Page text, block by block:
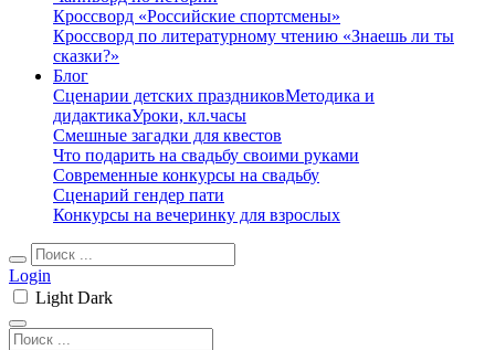
Кроссворд «Российские спортсмены»
Кроссворд по литературному чтению «Знаешь ли ты
сказки?»
Блог
Сценарии детских праздниковМетодика и
дидактикаУроки, кл.часы
Смешные загадки для квестов
Что подарить на свадьбу своими руками
Современные конкурсы на свадьбу
Сценарий гендер пати
Конкурсы на вечеринку для взрослых
Login
Light Dark